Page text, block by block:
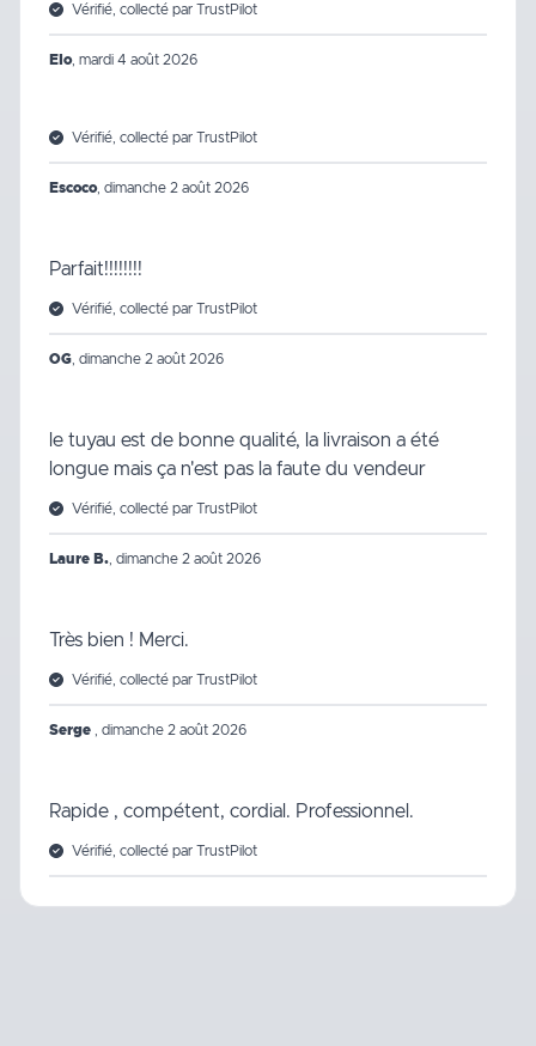
Vérifié, collecté par TrustPilot
Elo, mardi 4 août 2026
Vérifié, collecté par TrustPilot
Escoco, dimanche 2 août 2026
Parfait!!!!!!!!
Vérifié, collecté par TrustPilot
OG dimanche 2 août 2026
le tuyau est de bonne qualité, la livraison a été
longue mais ça n'est pas la faute du vendeur
Vérifié, collecté par TrustPilot
Laure B. dimanche 2 août 2026
Très bien ! Merci.
Vérifié, collecté par TrustPilot
Serge dimanche 2 août 2026
Rapide , compétent, cordial. Professionnel.
Vérifié, collecté par TrustPilot